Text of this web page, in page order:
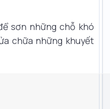
sơn những chỗ khó
chữa những khuyết